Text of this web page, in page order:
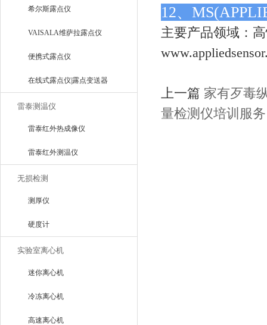
希尔斯露点仪
VAISALA维萨拉露点仪
便携式露点仪
在线式露点仪|露点变送器
雷泰测温仪
雷泰红外热成像仪
雷泰红外测温仪
无损检测
测厚仪
硬度计
实验室离心机
迷你离心机
冷冻离心机
高速离心机
12、
主要产品领域：
上一篇 家有歹毒
量检测仪培训服务